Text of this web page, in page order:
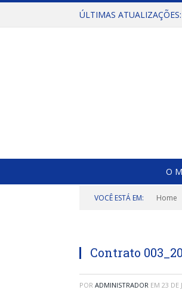
ÚLTIMAS ATUALIZAÇÕES:
O
VOCÊ ESTÁ EM: Home
Contrato
POR ADMINISTRADOR EM 23 DE